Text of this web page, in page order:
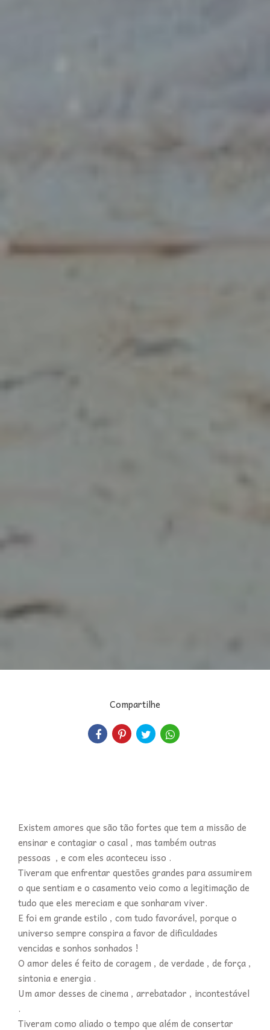
Compartilhe
Existem amores que são tão fortes que tem a missão de
ensinar e contagiar o casal , mas também outras
pessoas , e com eles aconteceu isso .
Tiveram que enfrentar questões grandes para assumirem
o que sentiam e o casamento veio como a legitimação de
tudo que eles mereciam e que sonharam viver.
E foi em grande estilo , com tudo favorável, porque o
universo sempre conspira a favor de dificuldades
vencidas e sonhos sonhados !
O amor deles é feito de coragem , de verdade , de força ,
sintonia e energia .
Um amor desses de cinema , arrebatador , incontestável
.
Tiveram como aliado o tempo que além de consertar